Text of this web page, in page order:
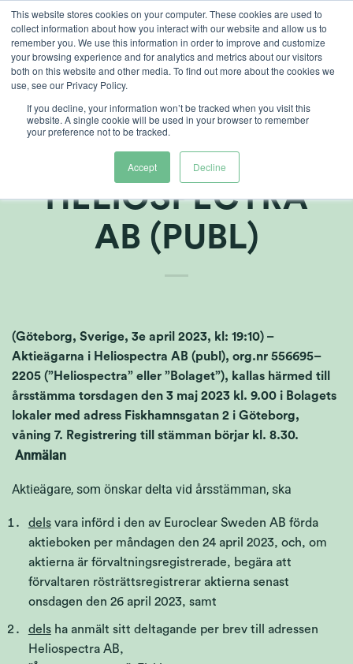
This website stores cookies on your computer. These cookies are used to
collect information about how you interact with our website and allow us to
remember you. We use this information in order to improve and customize
your browsing experience and for analytics and metrics about our visitors
both on this website and other media. To find out more about the cookies we
use, see our Privacy Policy.
If you decline, your information won’t be tracked when you visit this
website. A single cookie will be used in your browser to remember
your preference not to be tracked.
Accept Decline
Skip
content
KALLELSE TILL
ÅRSSTÄMMA I
HELIOSPECTRA
AB (PUBL)
(Göteborg, Sverige, 3e april 2023, kl: 19:10) –
Aktieägarna i Heliospectra AB (publ), org.nr 556695–
2205 (”Heliospectra” eller ”Bolaget”), kallas härmed till
årsstämma torsdagen den 3 maj 2023 kl. 9.00 i Bolagets
lokaler med adress Fiskhamnsgatan 2 i Göteborg,
våning 7. Registrering till stämman börjar kl. 8.30.
Anmälan
Aktieägare, som önskar delta vid årsstämman, ska
delsvara införd i den av Euroclear Sweden AB förda
aktieboken per måndagen den 24 april 2023, och, om
aktierna är förvaltningsregistrerade, begära att
förvaltaren rösträttsregistrerar aktierna senast
onsdagen den 26 april 2023, samt
delsha anmält sitt deltagande per brev till adressen
Heliospectra AB,